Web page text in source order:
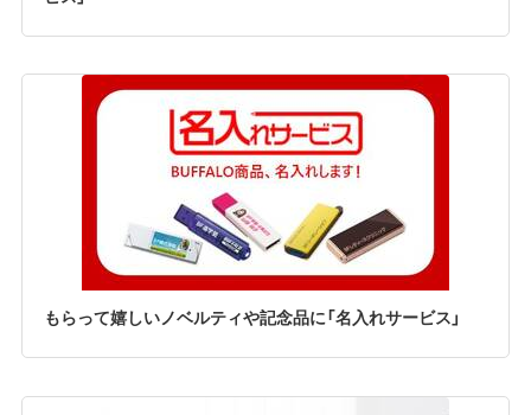
もらって嬉しいノベルティや記念品に「名入れサービス」